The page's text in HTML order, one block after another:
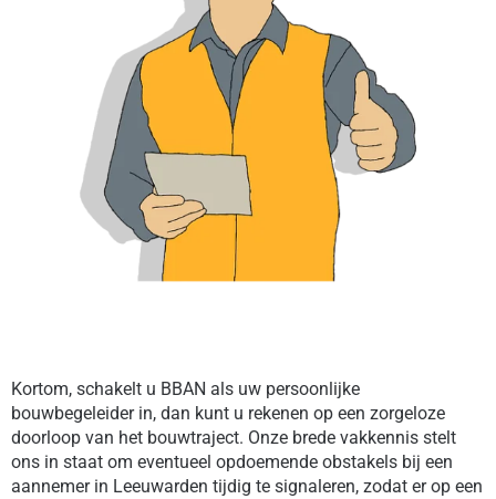
Kortom, schakelt u BBAN als uw persoonlijke
bouwbegeleider in, dan kunt u rekenen op een zorgeloze
doorloop van het bouwtraject. Onze brede vakkennis stelt
ons in staat om eventueel opdoemende obstakels bij een
aannemer in Leeuwarden tijdig te signaleren, zodat er op een